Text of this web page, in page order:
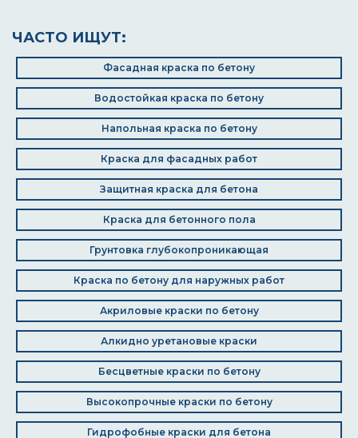
ЧАСТО ИЩУТ:
Фасадная краска по бетону
Водостойкая краска по бетону
Напольная краска по бетону
Краска для фасадных работ
Защитная краска для бетона
Краска для бетонного пола
Грунтовка глубокопроникающая
Краска по бетону для наружных работ
Акриловые краски по бетону
Алкидно уретановые краски
Бесцветные краски по бетону
Высокопрочные краски по бетону
Гидрофобные краски для бетона